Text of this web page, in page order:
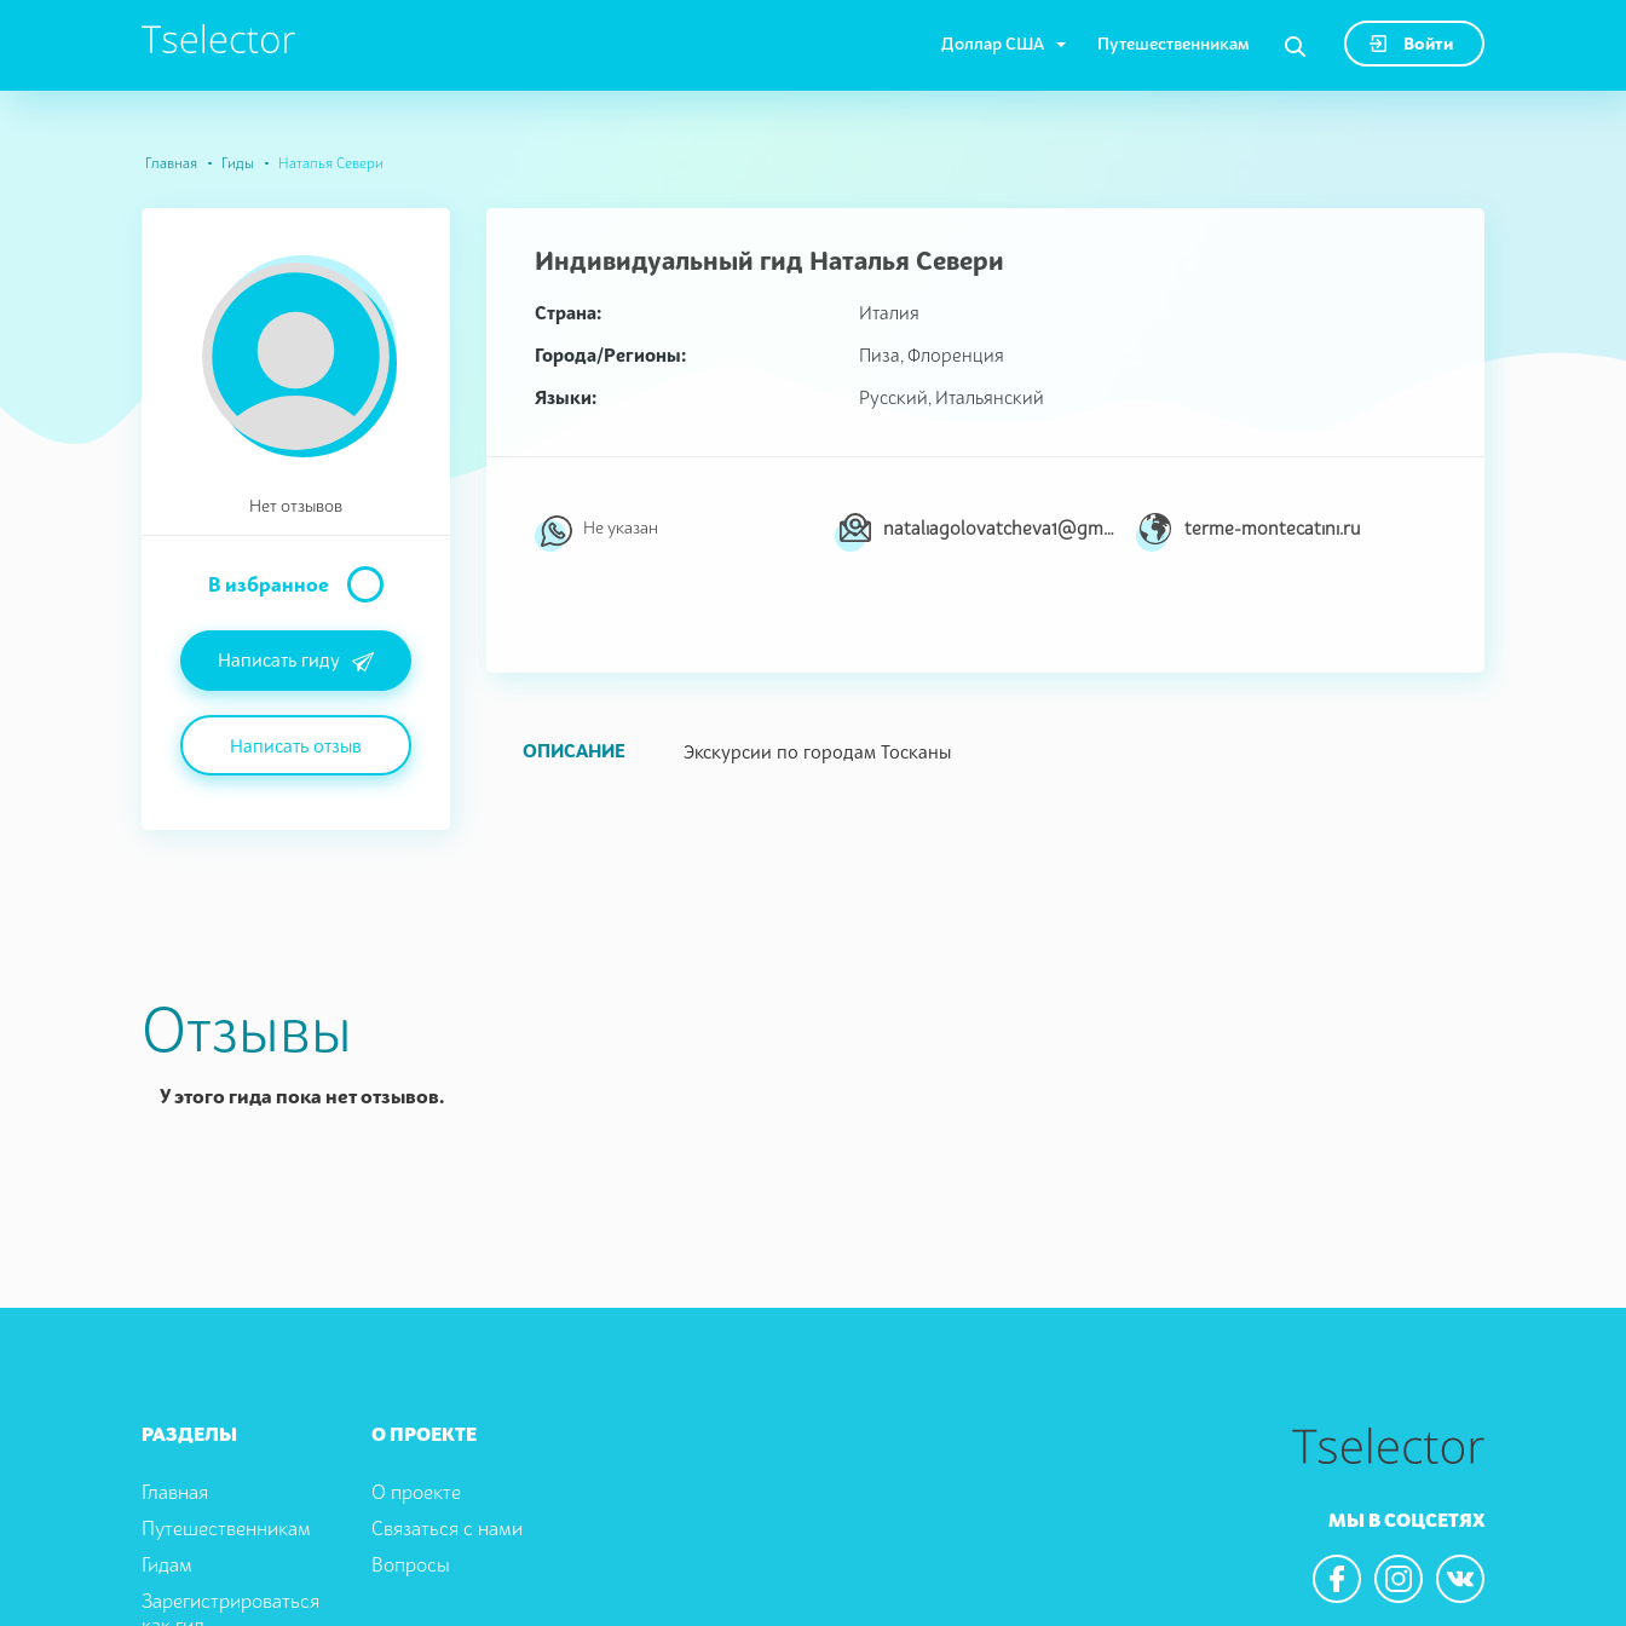
Доллар США Путешественникам Войти
Главная Гиды Наталья Севери
Нет отзывов
В избранное
Написать гиду
Написать отзыв
Индивидуальный гид Наталья Севери
Страна:
Италия
Города/Регионы:
Пиза, Флоренция
Языки:
Русский, Итальянский
Не указан terme-montecatini.ru
ОПИСАНИЕ Экскурсии по городам Тосканы
Отзывы
У этого гида пока нет отзывов.
РАЗДЕЛЫ
Главная
Путешественникам
Гидам
Зарегистрироваться
О ПРОЕКТЕ
О проекте
Связаться с нами
Вопросы
МЫ В СОЦСЕТЯХ